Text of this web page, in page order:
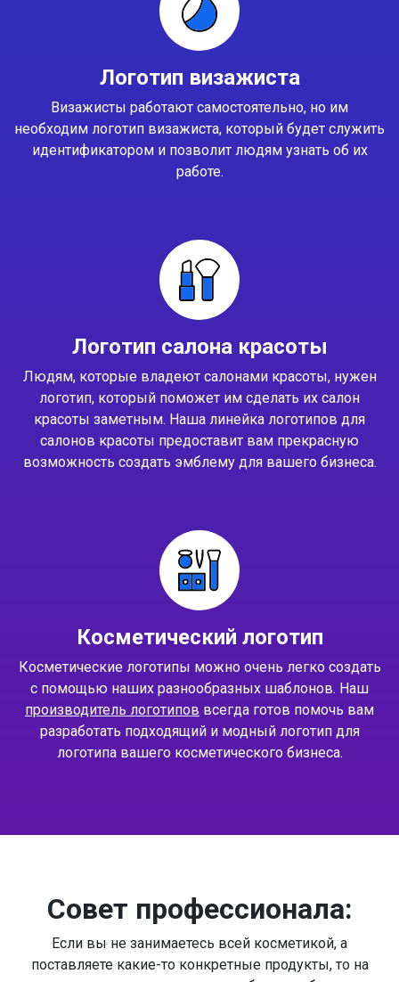
Логотип визажиста
Визажисты работают самостоятельно, но им
необходим логотип визажиста, который будет служить
идентификатором и позволит людям узнать об их
работе.
Логотип салона красоты
Людям, которые владеют салонами красоты, нужен
логотип, который поможет им сделать их салон
красоты заметным. Наша линейка логотипов для
салонов красоты предоставит вам прекрасную
возможность создать эмблему для вашего бизнеса.
Косметический логотип
Косметические логотипы можно очень легко создать
с помощью наших разнообразных шаблонов. Наш
производитель логотипов всегда готов помочь вам
разработать подходящий и модный логотип для
логотипа вашего косметического бизнеса.
Совет профессионала:
Если вы не занимаетесь всей косметикой, а
поставляете какие-то конкретные продукты, то на